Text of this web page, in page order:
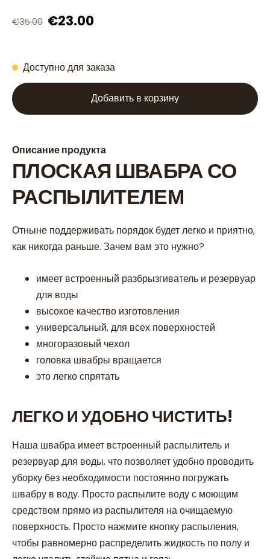
€35.00 €23.00
Доступно для заказа
Добавить в корзину
Описание продукта
ПЛОСКАЯ ШВАБРА СО
РАСПЫЛИТЕЛЕМ
Отныне поддерживать порядок будет легко и приятно,
как никогда раньше. Зачем вам это нужно?
имеет встроенный разбрызгиватель и резервуар
для воды
высокое качество изготовления
универсальный, для всех поверхностей
многоразовый чехол
головка швабры вращается
это легко спрятать
ЛЕГКО И УДОБНО ЧИСТИТЬ!
Наша швабра имеет встроенный распылитель и
резервуар для воды, что позволяет удобно проводить
уборку без необходимости постоянно погружать
швабру в воду. Просто распылите воду с моющим
средством прямо из распылителя на очищаемую
поверхность. Просто нажмите кнопку распыления,
чтобы равномерно распределить жидкость по полу и